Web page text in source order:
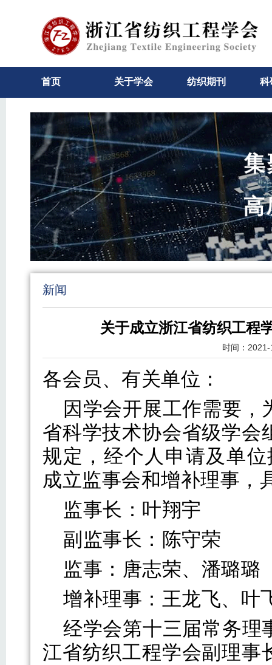
首页 关于学会 纺织期刊 科
新闻
关于成立浙江省纺织工程
时间：
各会员、有关单位：
因学会开展工作需要
省科学技术协会省级学会
规定，经个人申请及单
成立监事会和增补理事，
监事长：叶翔宇
副监事长：陈守荣
监事：唐志荣、潘璐璐
增补理事：王龙飞、叶
经学会第十三届常务理
江省纺织工程学会副理事